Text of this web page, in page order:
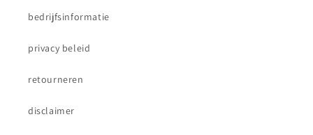
bedrijfsinformatie
privacy beleid
retourneren
disclaimer